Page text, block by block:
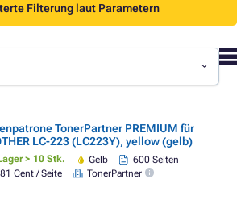
Filterung laut Parametern
TonerPartner PREMIUM für
LC-223 (LC223Y), yellow (gelb)
> 10 Stk. Gelb
600 Seiten
Cent / Seite
TonerPartner